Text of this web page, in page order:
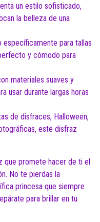
un estilo sofisticado,
la belleza de una
específicamente para tallas
y cómodo para
materiales suaves y
usar durante largas horas
de disfraces, Halloween,
este disfraz
promete hacer de ti el
No te pierdas la
princesa que siempre
para brillar en tu